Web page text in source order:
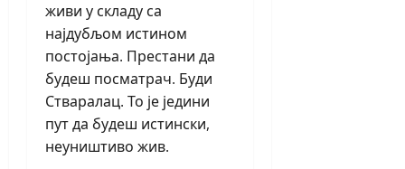
живи у складу са
најдубљом истином
постојања. Престани да
будеш посматрач. Буди
Стваралац. То је једини
пут да будеш истински,
неуништиво жив.